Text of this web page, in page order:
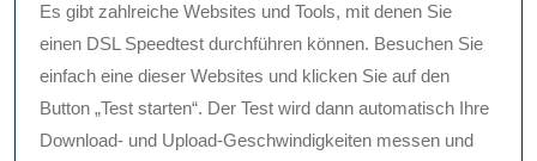
Es gibt zahlreiche Websites und Tools, mit denen Sie
einen DSL Speedtest durchführen können. Besuchen Sie
einfach eine dieser Websites und klicken Sie auf den
Button „Test starten“. Der Test wird dann automatisch Ihre
Download- und Upload-Geschwindigkeiten messen und